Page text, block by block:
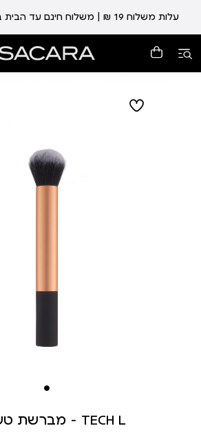
עלות משלוח 19 ₪ | משלוח חינם עד הבית בכל קנייה מעל 99 ₪
מברשת טשטוש - TECH L